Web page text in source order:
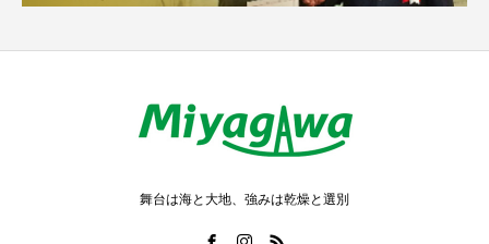
舞台は海と大地、強みは乾燥と選別